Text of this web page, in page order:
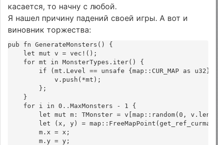
касается, то начну с любой.
Я нашел причину падений своей игры. А вот и
виновник торжества:
pub fn GenerateMonsters() {
    let mut v = vec!();
    for mt in MonsterTypes.iter() {
if (mt.Level == unsafe {map::CUR_MAP as
            v.push(*mt);
        };
    }
    for i in 0..MaxMonsters - 1 {
let mut m: TMonster = v[map::random(0,
let (x, y) =
        m.x = x;
        m.y = y;